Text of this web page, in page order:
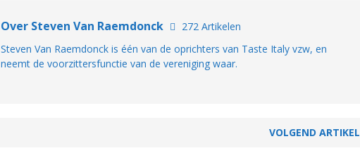
Over Steven Van Raemdonck
272 Artikelen
Steven Van Raemdonck is één van de oprichters van Taste Italy vzw, en
neemt de voorzittersfunctie van de vereniging waar.
VOLGEND ARTIKEL